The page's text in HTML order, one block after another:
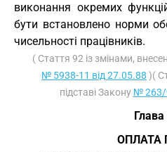
виконання окремих
бути встановлено норми
чисельності працівників.
( Стаття 92 із змінами,
№ 5938-11 від 27.05.88 )(
підставі Закону № 263/
Глава
ОПЛАТА